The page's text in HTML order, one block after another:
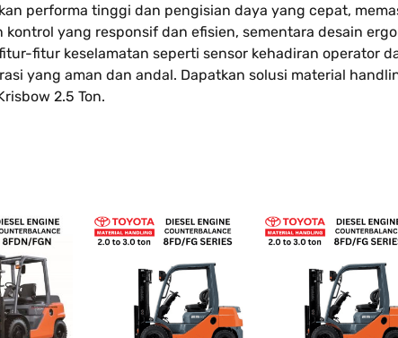
performa tinggi dan pengisian daya yang cepat,
yang responsif dan efisien, sementara desain
fitur keselamatan seperti sensor kehadiran operator
yang aman dan andal. Dapatkan solusi material
2.5 Ton.